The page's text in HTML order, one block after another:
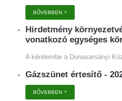
BŐVEBBEN
Hirdetmény
vonatkozó egységes
A kérelembe a Dunavarsányi
Gázszünet értesítő -
BŐVEBBEN